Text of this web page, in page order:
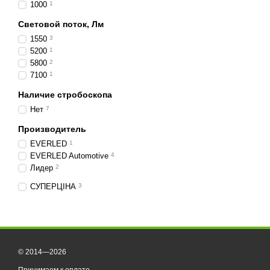
1000 1
Световой поток, Лм
1550 3
5200 1
5800 2
7100 1
Наличие стробоскопа
Нет 7
Производитель
EVERLED 1
EVERLED Automotive 4
Лидер 2
СУПЕРЦІНА 3
© 2014—2026